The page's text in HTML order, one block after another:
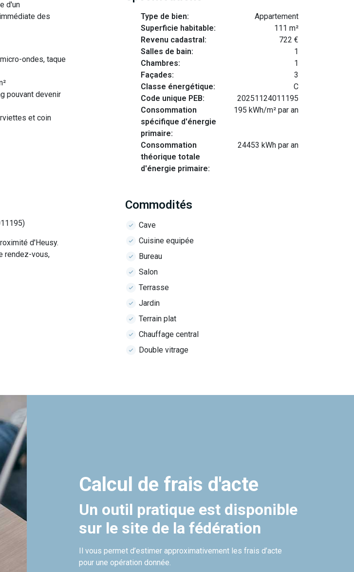
d'un
des
ondes, taque
pouvant devenir
et coin
d'Heusy.
rendez-vous,
Type de bien:
Appartement
Superficie habitable:
111 m²
Revenu cadastral:
722 €
Salles de bain:
1
Chambres:
1
Façades:
3
Classe énergétique:
C
Code unique PEB:
20251124011195
Consommation
spécifique d'énergie
primaire:
195 kWh/m² par an
Consommation
théorique totale
d'énergie primaire:
24453 kWh par an
Commodités
Cave
Cuisine equipée
Bureau
Salon
Terrasse
Jardin
Terrain plat
Chauffage central
Double vitrage
Calcul de frais d'acte
Un outil pratique est disponible
sur le site de la fédération
Il vous permet d’estimer approximativement les frais d’acte
pour une opération donnée.